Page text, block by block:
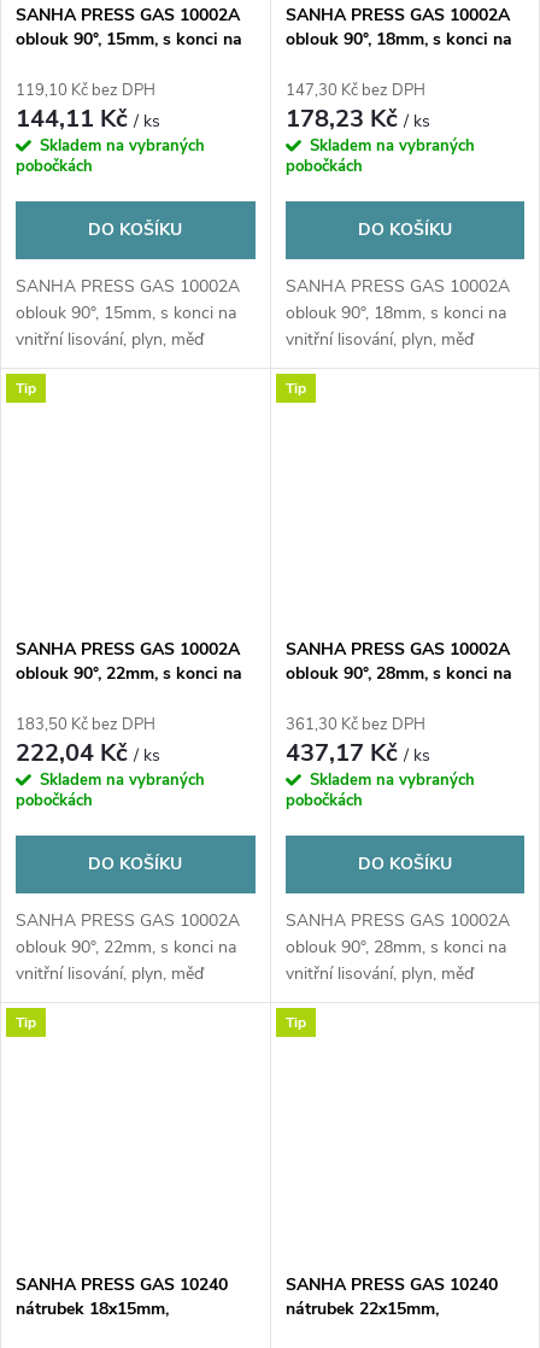
SANHA PRESS GAS 10002A
oblouk 90°, 15mm, s konci na
119,10 Kč bez DPH
144,11 Kč/ ks
Skladem na vybraných
pobočkách
DO KOŠÍKU
SANHA PRESS GAS 10002A
oblouk 90°, 15mm, s konci na
vnitřní lisování, plyn, měď
SANHA PRESS GAS 10002A
oblouk 90°, 18mm, s konci na
147,30 Kč bez DPH
178,23 Kč/ ks
Skladem na vybraných
pobočkách
DO KOŠÍKU
SANHA PRESS GAS 10002A
oblouk 90°, 18mm, s konci na
vnitřní lisování, plyn, měď
Tip
SANHA PRESS GAS 10002A
oblouk 90°, 22mm, s konci na
183,50 Kč bez DPH
222,04 Kč/ ks
Skladem na vybraných
pobočkách
DO KOŠÍKU
SANHA PRESS GAS 10002A
oblouk 90°, 22mm, s konci na
vnitřní lisování, plyn, měď
Tip
SANHA PRESS GAS 10002A
oblouk 90°, 28mm, s konci na
361,30 Kč bez DPH
437,17 Kč/ ks
Skladem na vybraných
pobočkách
DO KOŠÍKU
SANHA PRESS GAS 10002A
oblouk 90°, 28mm, s konci na
vnitřní lisování, plyn, měď
Tip
SANHA PRESS GAS 10240
nátrubek 18x15mm,
Tip
SANHA PRESS GAS 10240
nátrubek 22x15mm,